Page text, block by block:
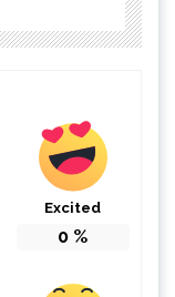
Excited
0 %